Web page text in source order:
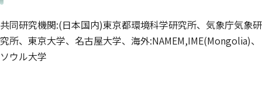
共同研究機関:(日本国内)東京都環境科学研究所、気象庁気象研
究所、東京大学、名古屋大学、海外:NAMEM,IME(Mongolia)、
ソウル大学